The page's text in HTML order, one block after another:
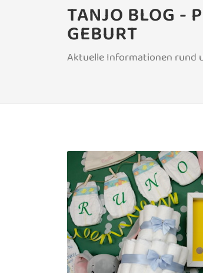
TANJO BLOG -
GEBURT
Aktuelle Informationen rund